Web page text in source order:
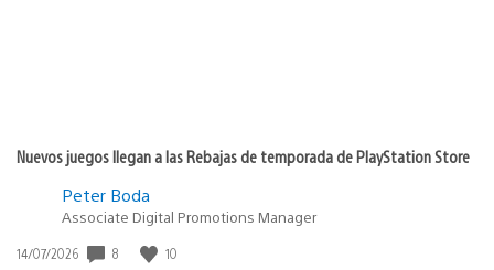
Nuevos juegos llegan a las Rebajas de temporada de PlayStation Store
Peter Boda
Associate Digital Promotions Manager
Fecha
14/07/2026 8 10